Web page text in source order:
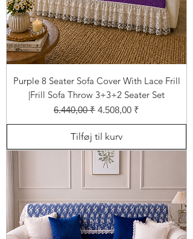
Purple 8 Seater Sofa Cover With Lace Frill
|Frill Sofa Throw 3+3+2 Seater Set
Regulær pris
6.440,00 ₹ Salgspris
4.508,00 ₹
Tilføj til kurv